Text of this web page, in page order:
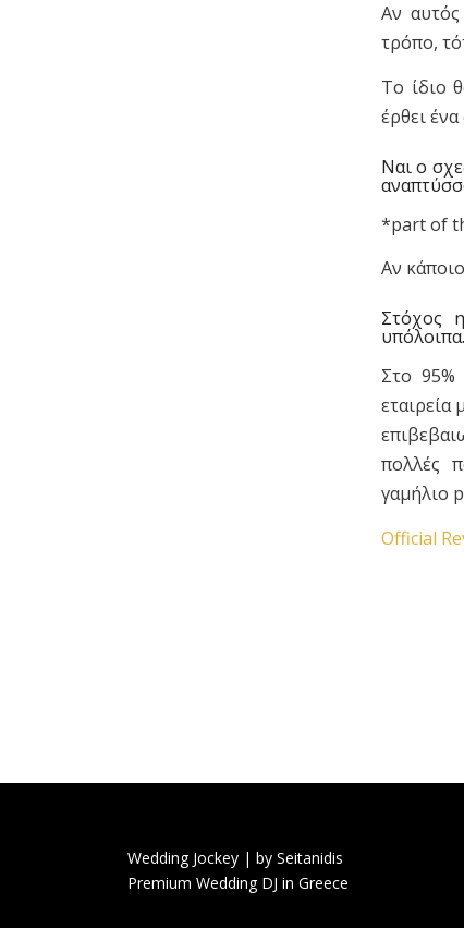
Αν αυτός
τρόπο,
Το ίδιο
έρθει
Ναι ο
*part of
Αν
Στόχος
υπόλοιπα.
Στο
πολλές
γαμήλιο
Official
Wedding Jockey | by Seitanidis
Premium Wedding DJ in Greece